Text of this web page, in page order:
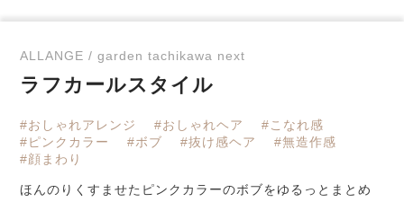
ALLANGE / garden tachikawa next
ラフカールスタイル
#おしゃれアレンジ #おしゃれヘア
#こなれ感
#ピンクカラー
#ボブ #抜け感ヘア
#無造作感
#顔まわり
ほんのりくすませたピンクカラーのボブをゆるっとまとめ